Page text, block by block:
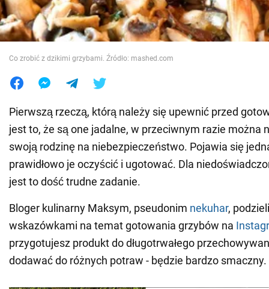
Świat
Jedzenie
Co zrobić z dzikimi grzybami. Źródło: mashed.com
Pierwszą rzeczą, którą należy się upewnić przed
jest to, że są one jadalne, w przeciwnym razie można
swoją rodzinę na niebezpieczeństwo. Pojawia się
prawidłowo je oczyścić i ugotować. Dla
jest to dość trudne zadanie.
Bloger kulinarny Maksym, pseudonim nekuhar,
wskazówkami na temat gotowania grzybów na
przygotujesz produkt do długotrwałego
dodawać do różnych potraw - będzie bardzo smaczny.